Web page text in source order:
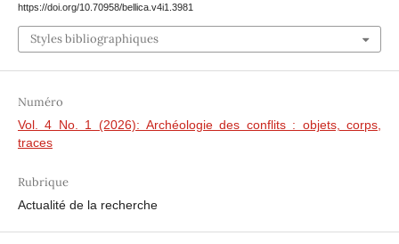
https://doi.org/10.70958/bellica.v4i1.3981
Styles bibliographiques
Numéro
Vol. 4 No. 1 (2026): Archéologie des conflits : objets, corps,
traces
Rubrique
Actualité de la recherche